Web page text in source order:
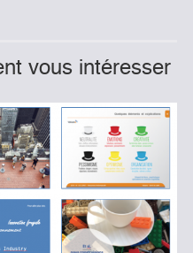
vous intéresser